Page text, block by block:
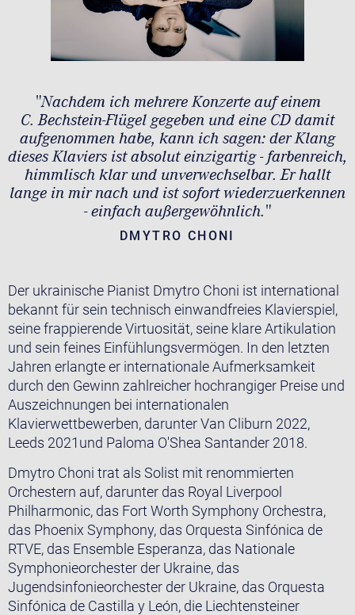
"Nachdem ich mehrere Konzerte auf einem
C. Bechstein-Flügel gegeben und eine CD damit
aufgenommen habe, kann ich sagen: der Klang
dieses Klaviers ist absolut einzigartig - farbenreich,
himmlisch klar und unverwechselbar. Er hallt
lange in mir nach und ist sofort wiederzuerkennen
- einfach außergewöhnlich."
DMYTRO CHONI
Der ukrainische Pianist Dmytro Choni ist international
bekannt für sein technisch einwandfreies Klavierspiel,
seine frappierende Virtuosität, seine klare Artikulation
und sein feines Einfühlungsvermögen. In den letzten
Jahren erlangte er internationale Aufmerksamkeit
durch den Gewinn zahlreicher hochrangiger Preise und
Auszeichnungen bei internationalen
Klavierwettbewerben, darunter Van Cliburn 2022,
Leeds 2021und Paloma O'Shea Santander 2018.
Dmytro Choni trat als Solist mit renommierten
Orchestern auf, darunter das Royal Liverpool
Philharmonic, das Fort Worth Symphony Orchestra,
das Phoenix Symphony, das Orquesta Sinfónica de
RTVE, das Ensemble Esperanza, das Nationale
Symphonieorchester der Ukraine, das
Jugendsinfonieorchester der Ukraine, das Orquesta
Sinfónica de Castilla y León, die Liechtensteiner